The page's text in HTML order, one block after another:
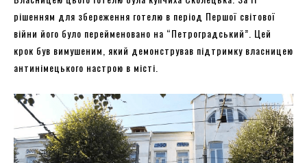
рішенням для збереження готелю в період Першої світової
війни його було перейменовано на “Петроградський”. Цей
крок був вимушеним, який демонстрував підтримку власницею
антинімецького настрою в місті.